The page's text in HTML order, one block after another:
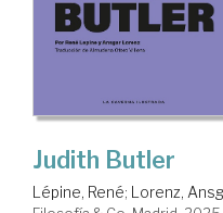
Judith Butler
Lépine, René; Lorenz,